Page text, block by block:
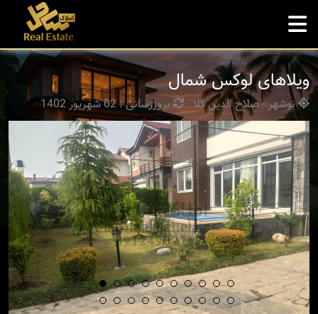
ویلاهای لوکس شمال
نوشهر - صلاح الدین کلا بروزرسانی : 02 شهریور 1402